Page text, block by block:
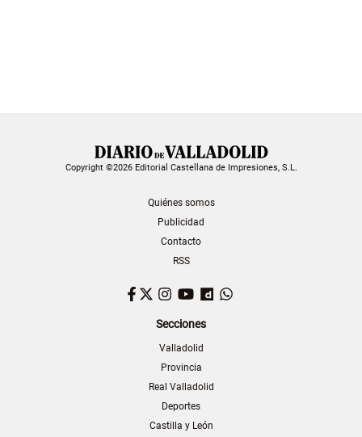
Copyright ©2026 Editorial Castellana de Impresiones, S.L.
Quiénes somos
Publicidad
Contacto
RSS
Facebook
TwitterInstagram
YouTubeDailymotion
Secciones
Valladolid
Provincia
Real Valladolid
Deportes
Castilla y León